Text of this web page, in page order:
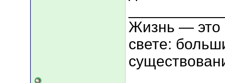
Жизнь — это
свете: